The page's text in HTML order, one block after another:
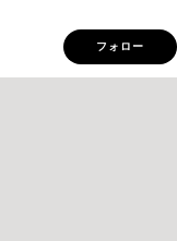
フォロー